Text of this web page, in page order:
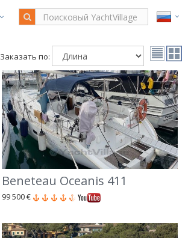
Заказать по:
Beneteau Oceanis 411
99 500 €